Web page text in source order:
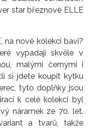
star březnové ELLE
na nové kolekci baví?
vypadají skvěle v
malými černými i
si jdete koupit kytku
tyto doplňky jsou
k celé kolekci byl
náramek ze 70. let.
a tvarů, takže